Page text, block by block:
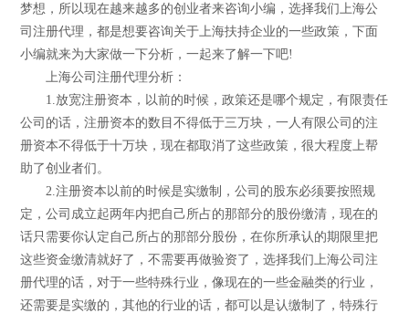
梦想，所以现在越来越多的创业者来咨询小编，选择我们上海公
司注册代理，都是想要咨询关于上海扶持企业的一些政策，下面
小编就来为大家做一下分析，一起来了解一下吧!
上海公司注册代理分析：
1.放宽注册资本，以前的时候，政策还是哪个规定，有限责任
公司的话，注册资本的数目不得低于三万块，一人有限公司的注
册资本不得低于十万块，现在都取消了这些政策，很大程度上帮
助了创业者们。
2.注册资本以前的时候是实缴制，公司的股东必须要按照规
定，公司成立起两年内把自己所占的那部分的股份缴清，现在的
话只需要你认定自己所占的那部分股份，在你所承认的期限里把
这些资金缴清就好了，不需要再做验资了，选择我们上海公司注
册代理的话，对于一些特殊行业，像现在的一些金融类的行业，
还需要是实缴的，其他的行业的话，都可以是认缴制了，特殊行